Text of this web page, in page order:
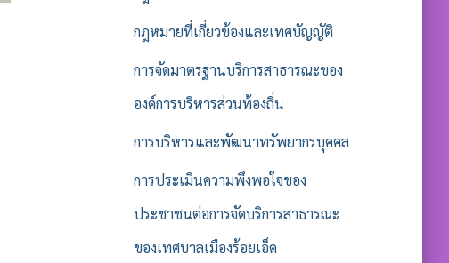
กฎหมายที่เกี่ยวข้องและเทศบัญญัติ
การจัดมาตรฐานบริการสาธารณะของ
องค์การบริหารส่วนท้องถิ่น
การบริหารและพัฒนาทรัพยากรบุคคล
การประเมินความพึงพอใจของ
ประชาชนต่อการจัดบริการสาธารณะ
ของเทศบาลเมืองร้อยเอ็ด